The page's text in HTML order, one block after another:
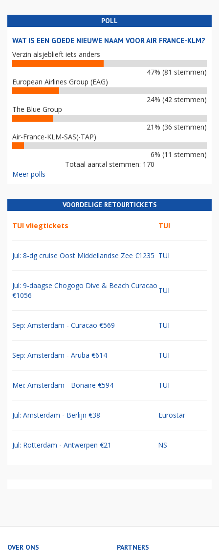
POLL
WAT IS EEN GOEDE NIEUWE NAAM VOOR AIR FRANCE-KLM?
Verzin alsjeblieft iets anders
47% (81 stemmen)
European Airlines Group (EAG)
24% (42 stemmen)
The Blue Group
21% (36 stemmen)
Air-France-KLM-SAS(-TAP)
6% (11 stemmen)
Totaal aantal stemmen: 170
Meer polls
VOORDELIGE RETOURTICKETS
TUI vliegtickets TUI
Jul: 8-dg cruise Oost Middellandse Zee €1235 TUI
Jul: 9-daagse Chogogo Dive & Beach Curacao
€1056
TUI
Sep: Amsterdam - Curacao €569 TUI
Sep: Amsterdam - Aruba €614 TUI
Mei: Amsterdam - Bonaire €594 TUI
Jul: Amsterdam - Berlijn €38 Eurostar
Jul: Rotterdam - Antwerpen €21 NS
OVER ONS PARTNERS